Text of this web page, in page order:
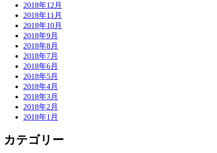
2018年12月
2018年11月
2018年10月
2018年9月
2018年8月
2018年7月
2018年6月
2018年5月
2018年4月
2018年3月
2018年2月
2018年1月
カテゴリー